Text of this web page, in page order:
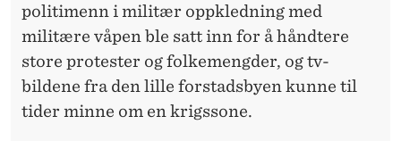
politimenn i militær oppkledning med
militære våpen ble satt inn for å håndtere
store protester og folkemengder, og tv-
bildene fra den lille forstadsbyen kunne til
tider minne om en krigssone.